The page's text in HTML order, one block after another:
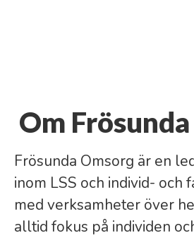
Om
Frösunda Omsorg är en
inom LSS och individ- och
med verksamheter över
alltid fokus på individen